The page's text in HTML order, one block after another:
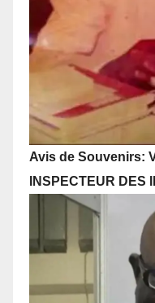
Avis de Souvenirs:
INSPECTEUR DES